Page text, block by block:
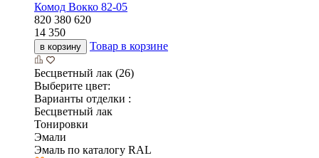
Комод Вокко 82-05
820 380 620
14 350
в корзину Товар в корзине
Бесцветный лак (26)
Выберите цвет:
Варианты отделки :
Бесцветный лак
Тонировки
Эмали
Эмаль по каталогу RAL